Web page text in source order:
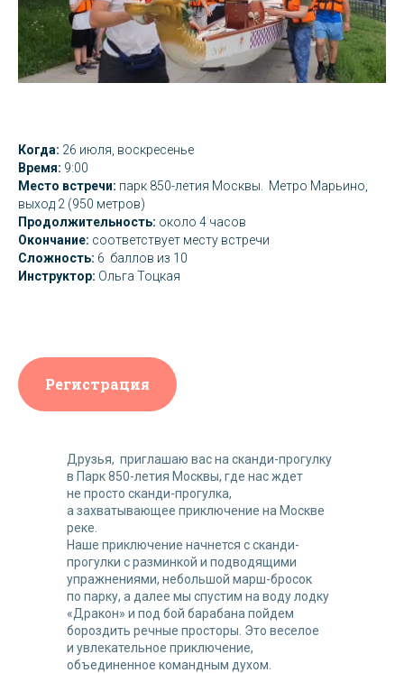
Когда: 26 июля, воскресенье
Время: 9:00
Место встречи: парк 850-летия Москвы. Метро Марьино,
выход 2 (950 метров)
Продолжительность: около 4 часов
Окончание: соответствует месту встречи
Сложность: 6 баллов из 10
Инструктор: Ольга Тоцкая
Регистрация
Друзья, приглашаю вас на сканди-прогулку
в Парк 850-летия Москвы, где нас ждет
не просто сканди-прогулка,
а захватывающее приключение на Москве
реке.
Наше приключение начнется с сканди-
прогулки с разминкой и подводящими
упражнениями, небольшой марш-бросок
по парку, а далее мы спустим на воду лодку
«Дракон» и под бой барабана пойдем
бороздить речные просторы. Это веселое
и увлекательное приключение,
объединенное командным духом.